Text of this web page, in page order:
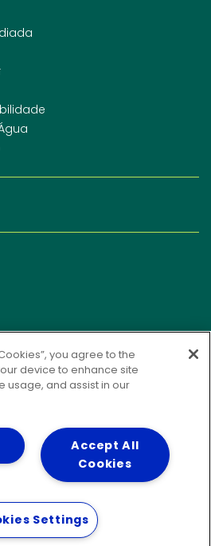
Esgoto
da água
you agree to the
device to enhance site
usage, and assist in our
Accept All
Cookies
Settings